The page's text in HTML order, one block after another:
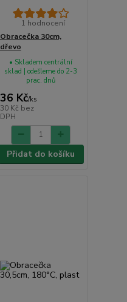
1 hodnocení
Obracečka 30cm,
dřevo
36 Kč/ks
30 Kč bez
DPH
• Skladem centrální
sklad | odešleme do 2-3
prac. dnů
Přidat do košíku